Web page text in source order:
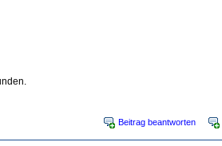
Beitrag beantworten